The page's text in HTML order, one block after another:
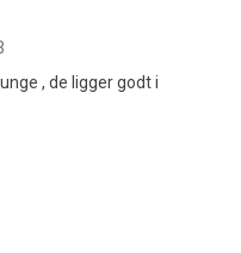
, de ligger godt i